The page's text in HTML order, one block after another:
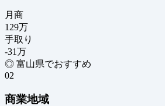
月商
129万
手取り
-31万
◎ 富山県でおすすめ
02
商業地域